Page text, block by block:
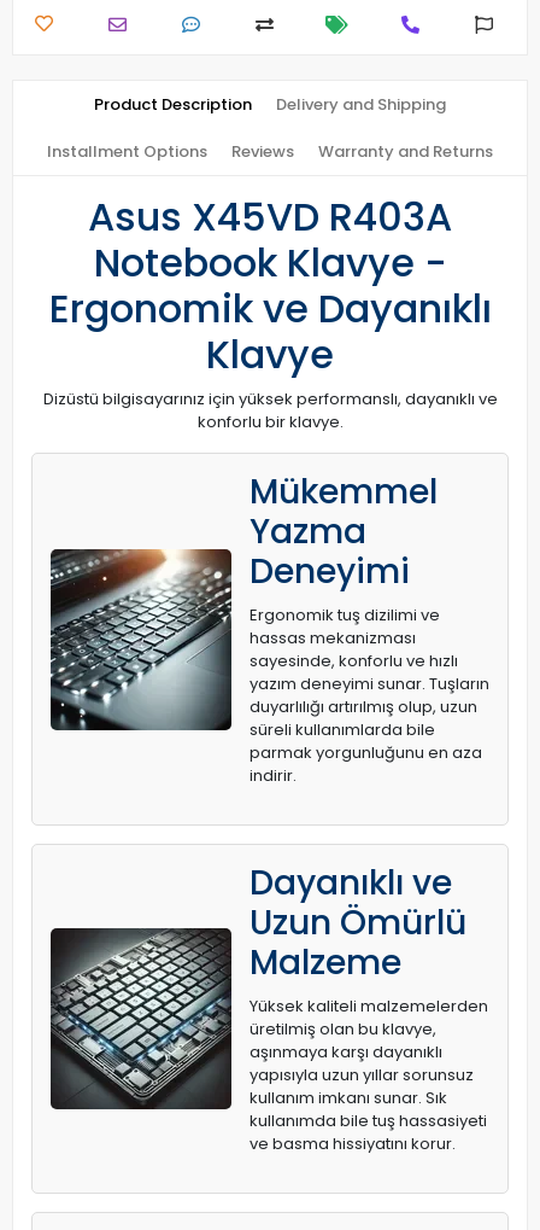
Product Description Delivery and Shipping
Installment Options Reviews Warranty and Returns
Asus X45VD R403A
Notebook Klavye -
Ergonomik ve Dayanıklı
Klavye
Dizüstü bilgisayarınız için yüksek performanslı, dayanıklı ve
konforlu bir klavye.
Mükemmel
Yazma
Deneyimi
Ergonomik tuş dizilimi ve
hassas mekanizması
sayesinde, konforlu ve hızlı
yazım deneyimi sunar. Tuşların
duyarlılığı artırılmış olup, uzun
süreli kullanımlarda bile
parmak yorgunluğunu en aza
indirir.
Dayanıklı ve
Uzun Ömürlü
Malzeme
Yüksek kaliteli malzemelerden
üretilmiş olan bu klavye,
aşınmaya karşı dayanıklı
yapısıyla uzun yıllar sorunsuz
kullanım imkanı sunar. Sık
kullanımda bile tuş hassasiyeti
ve basma hissiyatını korur.